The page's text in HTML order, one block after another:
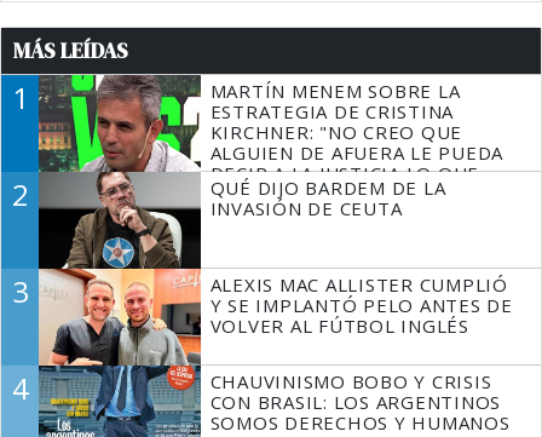
MÁS LEÍDAS
1
MARTÍN MENEM SOBRE LA
ESTRATEGIA DE CRISTINA
KIRCHNER: "NO CREO QUE
ALGUIEN DE AFUERA LE PUEDA
DECIR A LA JUSTICIA LO QUE
TIENE QUE HACER"
2
QUÉ DIJO BARDEM DE LA
INVASIÓN DE CEUTA
3
ALEXIS MAC ALLISTER CUMPLIÓ
Y SE IMPLANTÓ PELO ANTES DE
VOLVER AL FÚTBOL INGLÉS
4
CHAUVINISMO BOBO Y CRISIS
CON BRASIL: LOS ARGENTINOS
SOMOS DERECHOS Y HUMANOS